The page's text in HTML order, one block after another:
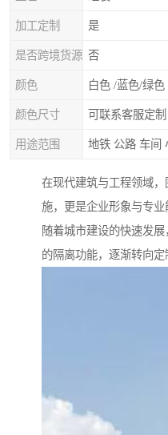
加工定制 是
是否跨境货源 否
颜色 白色 /蓝色/绿色
颜色尺寸 可联系客服定制
用途范围 地铁 公路 车间
在现代建筑与工程领域
施，更是企业形象与专业
随着城市建设的快速发
的隔离功能，逐渐转向定